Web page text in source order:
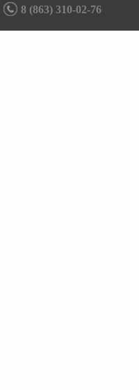
8 (863) 310-02-76